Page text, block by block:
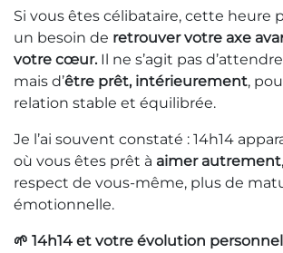
Si vous êtes célibataire, cette heure
un besoin de retrouver votre axe
votre cœur.Il ne s’agit pas
mais d’être prêt, intérieurement,
relation stable et équilibrée.
Je l’ai souvent constaté : 14h14
où vous êtes prêt à aimer autrement
respect de vous-même, plus de
émotionnelle.
🌱 14h14 et votre évolution